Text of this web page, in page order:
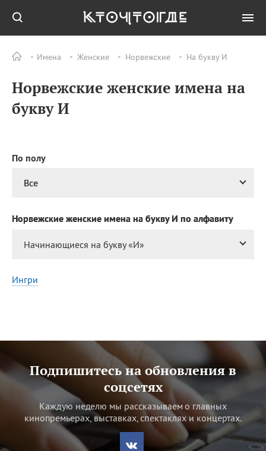
Имена Женские Норвежские На букву И
Норвежские женские имена на
букву И
По полу
Все
Норвежские женские имена на букву И по алфавиту
Начинающиеся на букву «И»
Ингри
Подпишитесь на обновления в
соцсетях
Каждую неделю мы рассказываем о главных
кинопремьерах, выставках, спектаклях и концертах.
ПРАЗДНИКИ Все
07.08 Успение праведной
День подразделений
криминальной полиции
07.08
Сегодня празднуют именины
Александр,Макар
Анна